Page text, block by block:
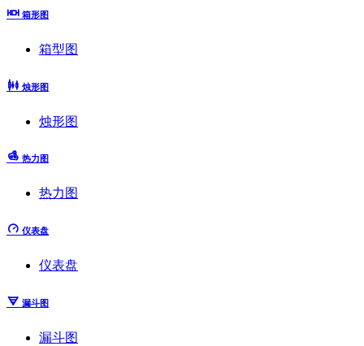
箱形图
箱型图
烛形图
烛形图
热力图
热力图
仪表盘
仪表盘
漏斗图
漏斗图